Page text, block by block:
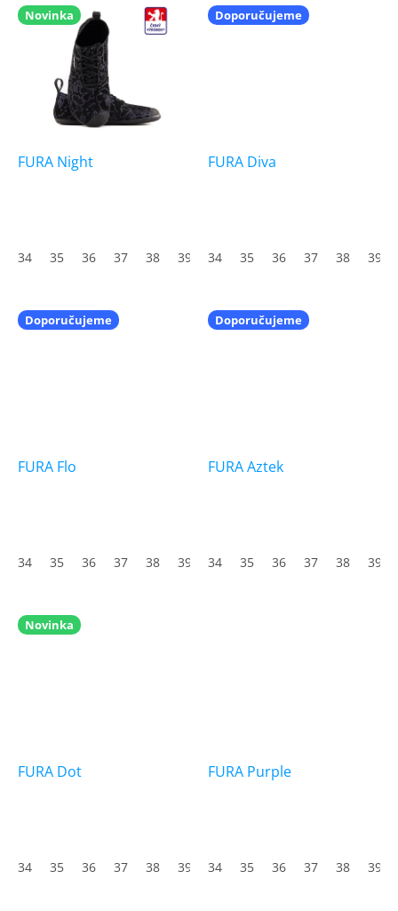
Novinka
FURA Night
34 35 36 37 38 39 40 41 42 43 44 45
Doporučujeme
FURA Diva
produktu
je
5
hvězdiček.
34 35 36 37 38 39
Doporučujeme
FURA Flo
34 35 36 37 38 39 40 41 42 43 44 45
Doporučujeme
FURA Aztek
34 35 36 37 38 39
Novinka
FURA Dot
34 35 36 37 38 39 40 41 42 43 44 45
FURA Purple
34 35 36 37 38 39